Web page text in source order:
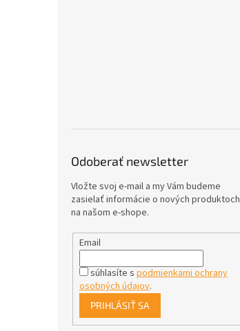
Odoberať newsletter
Vložte svoj e-mail a my Vám budeme
zasielať informácie o nových produktoch
na našom e-shope.
Email
súhlasíte s podmienkami ochrany
osobných údajov.
PRIHLÁSIŤ SA